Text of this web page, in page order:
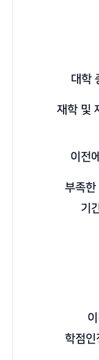
대학
재학 및
이전
부족한
기
학점인